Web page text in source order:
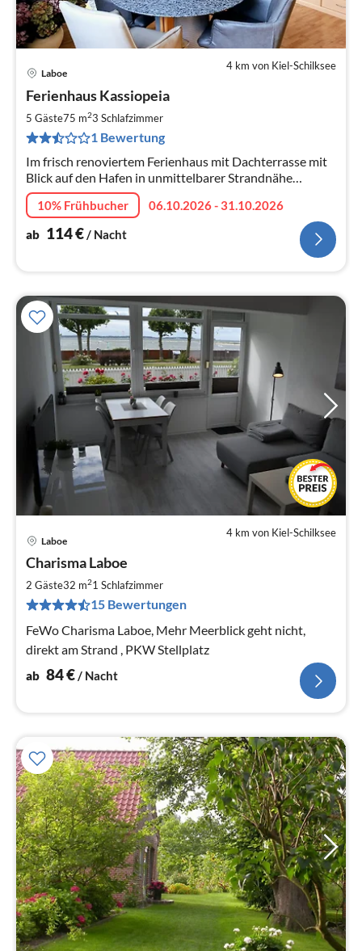
4 km von Kiel-Schilksee
Laboe
Ferienhaus Kassiopeia
5 Gäste75 m23 Schlafzimmer
1 Bewertung
Im frisch renoviertem Ferienhaus mit Dachterrasse mit
Blick auf den Hafen in unmittelbarer Strandnähe
werden Sie sich wohlfühlen. Erleben Sie Urlaub pur
direkt am Meer!!!
10% Frühbucher
06.10.2026 - 31.10.2026
ab 114€/ Nacht
4 km von Kiel-Schilksee
Laboe
Charisma Laboe
2 Gäste32 m21 Schlafzimmer
15 Bewertungen
FeWo Charisma Laboe, Mehr Meerblick geht nicht,
direkt am Strand , PKW Stellplatz
ab 84€/ Nacht